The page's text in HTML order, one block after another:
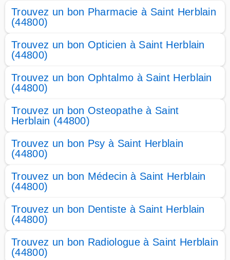
Trouvez un bon Pharmacie à Saint Herblain
(44800)
Trouvez un bon Opticien à Saint Herblain
(44800)
Trouvez un bon Ophtalmo à Saint Herblain
(44800)
Trouvez un bon Osteopathe à Saint
Herblain (44800)
Trouvez un bon Psy à Saint Herblain
(44800)
Trouvez un bon Médecin à Saint Herblain
(44800)
Trouvez un bon Dentiste à Saint Herblain
(44800)
Trouvez un bon Radiologue à Saint Herblain
(44800)